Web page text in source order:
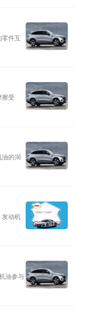
零件互
擦受
的润
发动机
油参与